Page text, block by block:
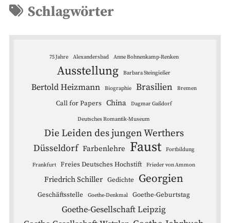
Schlagwörter
75 Jahre Alexandersbad Anne Bohnenkamp-Renken
Ausstellung Barbara Steingießer
Bertold Heizmann Biographie Brasilien Bremen
Call for Papers China Dagmar Gaßdorf
Deutsches Romantik-Museum
Die Leiden des jungen Werthers
Düsseldorf Farbenlehre Faust Fortbildung
Frankfurt Freies Deutsches Hochstift Frieder von Ammon
Friedrich Schiller Gedichte Georgien
Geschäftsstelle Goethe-Denkmal Goethe-Geburtstag
Goethe-Gesellschaft Leipzig